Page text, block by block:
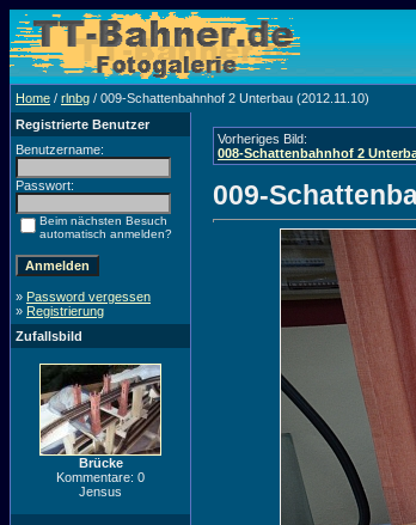
Home / rlnbg / 009-Schattenbahnhof 2 Unterbau (2012.11.10)
Registrierte Benutzer
Benutzername:
Passwort:
Beim nächsten Besuch
automatisch anmelden?
» Password vergessen
» Registrierung
Zufallsbild
Brücke
Kommentare: 0
Jensus
Vorheriges Bild:
008-Schattenbahnhof 2
009-